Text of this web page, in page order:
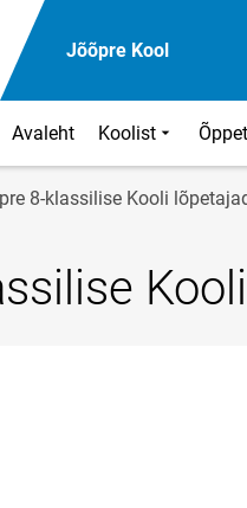
Jõõpre Kool
Avaleht Koolist
8-klassilise Kooli